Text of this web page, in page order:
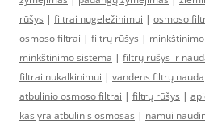
rūšys | filtrai nugeležinimui | osmoso
osmoso filtrai | filtrų rūšys |
minkštinimo sistema | filtrų rūšys ir
filtrai nukalkinimui | vandens filtrų nauda
atbulinio osmoso filtrai | filtrų rūšys |
kas yra atbulinis osmosas | namui